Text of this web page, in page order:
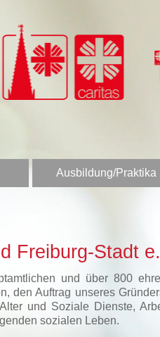
Ausbildung/Praktika
Freiburg-Stadt
und über 800
den Auftrag unseres
und Soziale Dienste,
sozialen Leben.